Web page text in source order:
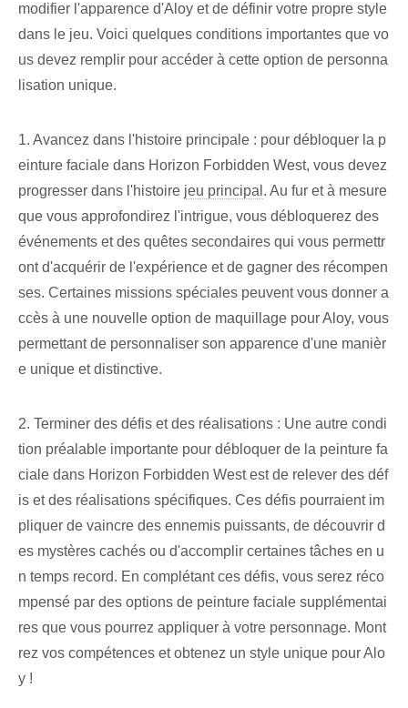
modifier l'apparence d'Aloy et de définir votre propre style
dans⁢ le jeu. Voici quelques conditions importantes que vo
us devez remplir pour accéder à cette option de personna
lisation unique.
1. Avancez dans l'histoire principale : pour débloquer⁤ la p
einture faciale dans Horizon Forbidden West, vous devez
progresser dans l'histoire⁢ jeu principal . Au fur et à mesure
que vous approfondirez l'intrigue, vous débloquerez des
événements et des quêtes secondaires qui vous permettr
ont d'acquérir de l'expérience et de gagner des récompen
ses. Certaines missions spéciales peuvent vous donner a
ccès à une nouvelle option de maquillage pour Aloy, vous
permettant de personnaliser son apparence d'une manièr
e unique et distinctive.
2. Terminer des défis et des réalisations : Une autre condi
tion préalable importante pour débloquer de la peinture fa
ciale dans Horizon Forbidden West est de relever des déf
is et des réalisations spécifiques. Ces ⁤défis​ pourraient im
pliquer de vaincre des ennemis puissants, de découvrir d
es ⁢mystères cachés ou d'accomplir certaines tâches en u
n temps record. En complétant ces‌ défis, vous serez réco
mpensé par des options de peinture faciale supplémentai
res⁢ que vous pourrez appliquer à⁤ votre personnage. ‌Mont
rez vos compétences et obtenez un style unique pour⁢ Alo
y !